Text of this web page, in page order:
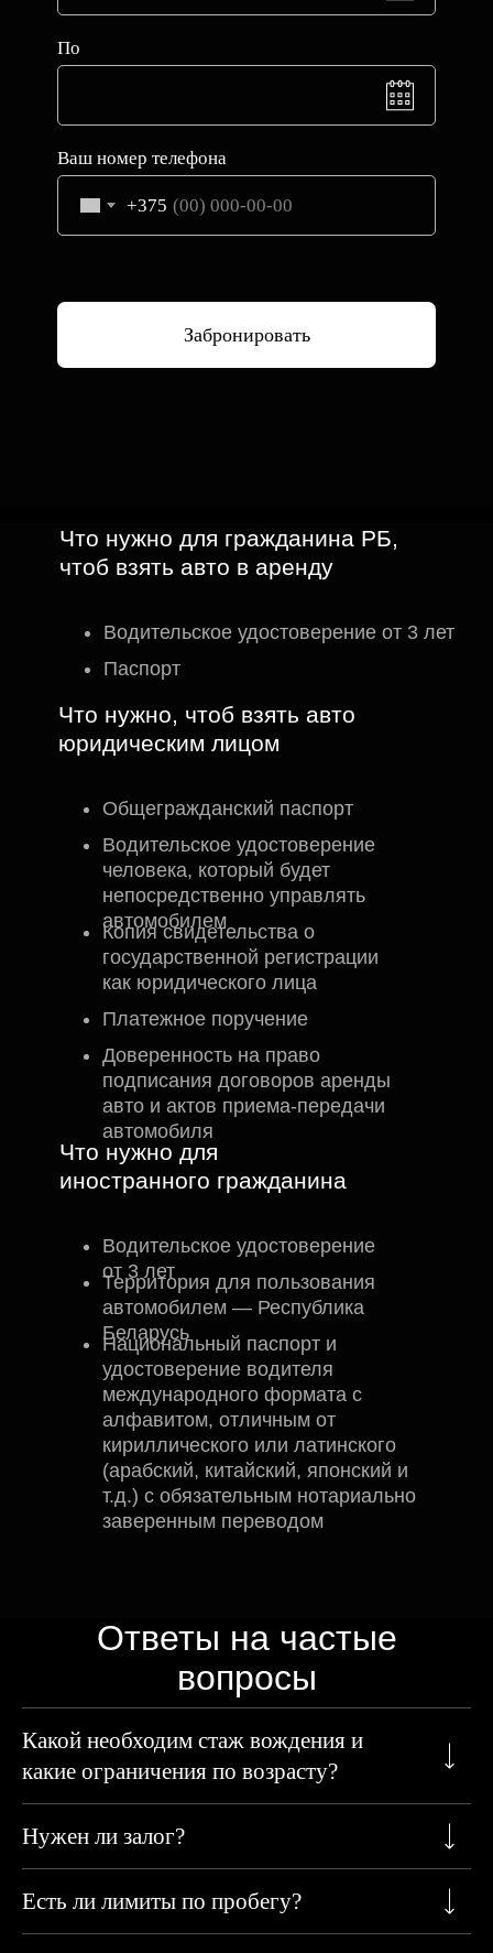
По
Ваш номер телефона
+375
Забронировать
Национальный паспорт и
удостоверение водителя
международного формата с
алфавитом, отличным от
кириллического или латинского
(арабский, китайский, японский и
т.д.) с обязательным нотариально
заверенным переводом
Водительское удостоверение
от 3 лет
Водительское удостоверение
человека, который будет
непосредственно управлять
автомобилем
Водительское удостоверение от 3 лет
Общегражданский паспорт
Копия свидетельства о
государственной регистрации
как юридического лица
Доверенность на право
подписания договоров аренды
авто и актов приема-передачи
автомобиля
Платежное поручение
Территория для пользования
автомобилем — Республика
Беларусь
Что нужно для
иностранного гражданина
Что нужно, чтоб взять авто
юридическим лицом
Что нужно для гражданина РБ,
чтоб взять авто в аренду
Паспорт
Ответы на частые
вопросы
Какой необходим стаж вождения и
какие ограничения по возрасту?
Нужен ли залог?
Есть ли лимиты по пробегу?